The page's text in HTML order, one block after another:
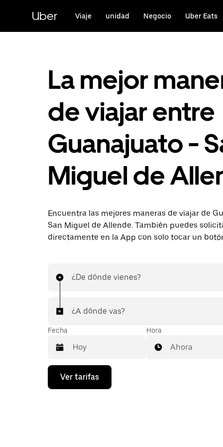
contenido
principal
Uber Viaje unidad Negocio Uber Eats
La mejor
de viajar entre
Guanajuato -
Miguel de
Encuentra las mejores maneras de viajar de
San Miguel de Allende. También puedes
directamente en la App con solo tocar un
¿De dónde vienes?
¿A dónde vas?
Fecha
Presiona
flecha
Hora
Ahora
Ver tarifas